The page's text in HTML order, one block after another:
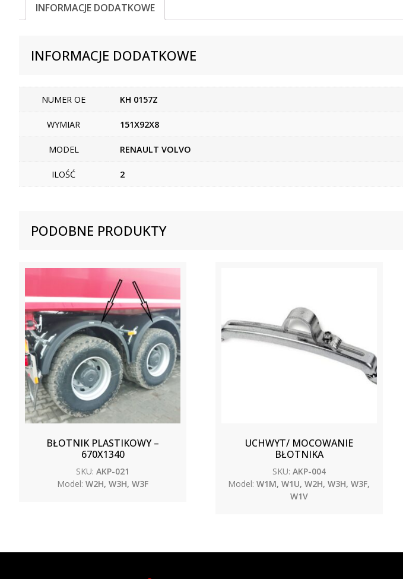
INFORMACJE DODATKOWE
INFORMACJE DODATKOWE
NUMER OE KH 0157Z
WYMIAR 151X92X8
MODEL RENAULT VOLVO
ILOŚĆ 2
PODOBNE PRODUKTY
BŁOTNIK PLASTIKOWY –
670X1340
SKU: AKP-021
Model: W2H, W3H, W3F
UCHWYT/ MOCOWANIE
BŁOTNIKA
SKU: AKP-004
Model: W1M, W1U, W2H, W3H, W3F,
W1V